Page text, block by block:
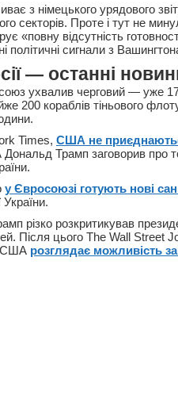
з німецького урядового
секторів. Проте і тут не
«повну відсутність
політичні сигнали з
— останні
ухвалив черговий — уже
200 кораблів тіньового
Times, США не
Трамп заговорив про
у Євросоюзі готують нові
України.
різко розкритикував
Після цього The Wall Street
США розглядає можливість